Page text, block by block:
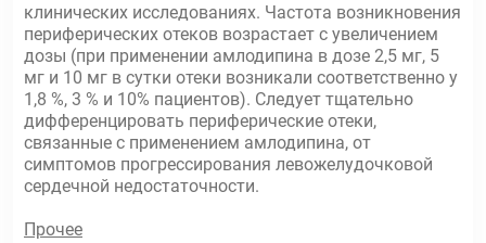
клинических исследованиях. Частота возникновения
периферических отеков возрастает с увеличением
дозы (при применении амлодипина в дозе 2,5 мг, 5
мг и 10 мг в сутки отеки возникали соответственно у
1,8 %, 3 % и 10% пациентов). Следует тщательно
дифференцировать периферические отеки,
связанные с применением амлодипина, от
симптомов прогрессирования левожелудочковой
сердечной недостаточности.
Прочее